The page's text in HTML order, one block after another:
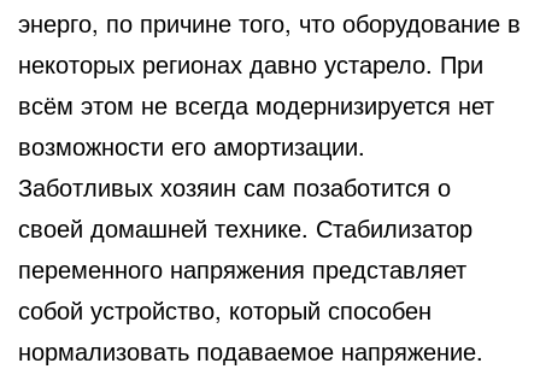
энерго, по причине того, что оборудование в
некоторых регионах давно устарело. При
всём этом не всегда модернизируется нет
возможности его амортизации.
Заботливых хозяин сам позаботится о
своей домашней технике. Стабилизатор
переменного напряжения представляет
собой устройство, который способен
нормализовать подаваемое напряжение.